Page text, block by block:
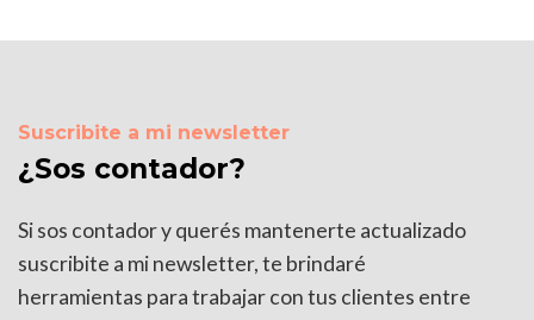
Suscribite a mi newsletter
¿Sos contador?
Si sos contador y querés mantenerte actualizado
suscribite a mi newsletter, te brindaré
herramientas para trabajar con tus clientes entre